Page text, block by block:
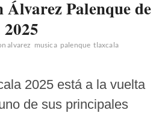
Palenque de
alvarez musica palenque tlaxcala
2025 está a la vuelta
de sus principales